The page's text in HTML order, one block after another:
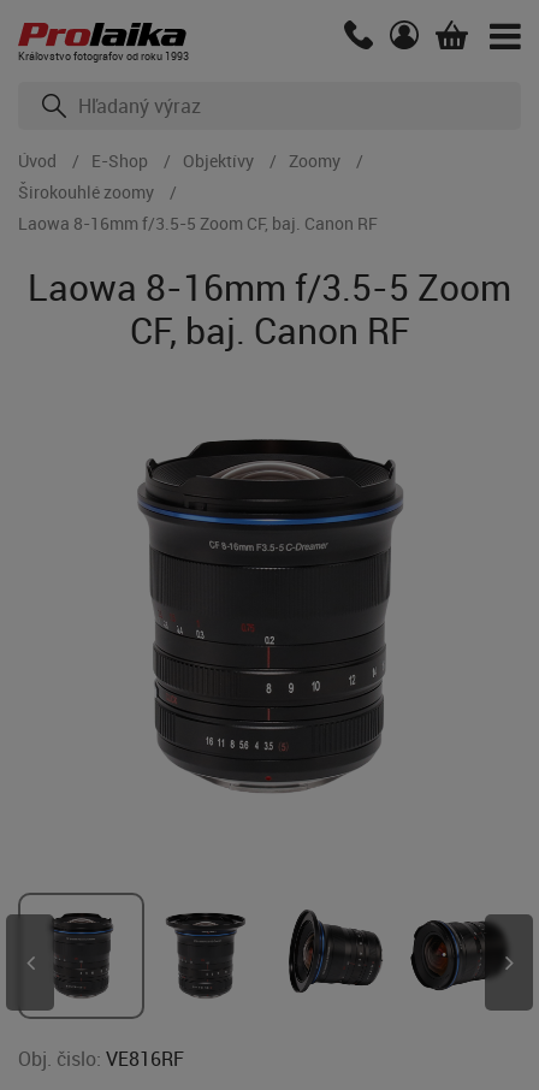
Kráľovstvo fotografov od roku 1993
Úvod E-Shop Objektívy
Zoomy
Širokouhlé zoomy
Laowa 8-16mm f/3.5-5 Zoom CF, baj. Canon RF
Laowa 8-16mm f/3.5-5 Zoom
CF, baj. Canon RF
Obj. čislo: VE816RF